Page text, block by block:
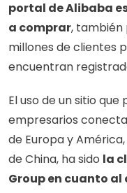
portal de Alibaba
a comprar, también
millones de clientes
encuentran
El uso de un sitio
empresarios
de Europa y
de China, ha sido la
Group en cuanto al